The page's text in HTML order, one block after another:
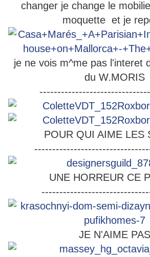
changer je change le
moquette et je
je ne vois m^me pas l'interet
du W.MORIS
POUR QUI AIME LES
UNE HORREUR CE
JE N'AIME PAS